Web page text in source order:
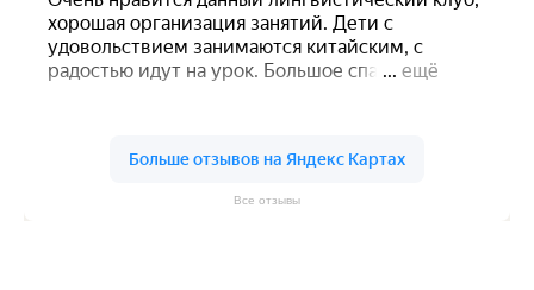
Все отзывы